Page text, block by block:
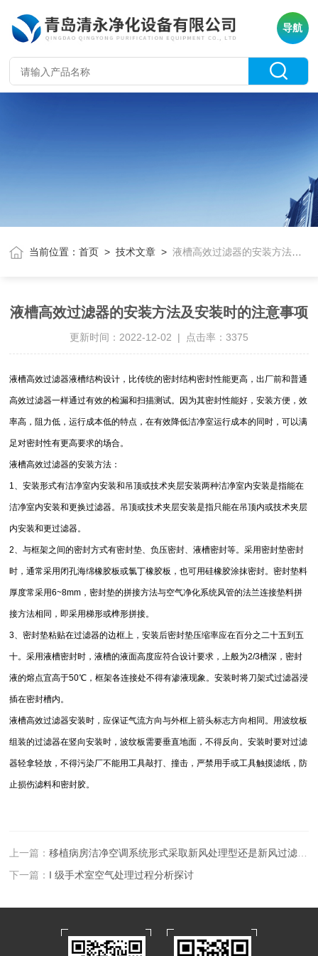
导航
当前位置：首页 >技术文章 >液槽高效过滤器的安装方法及安装时的注意事项
液槽高效过滤器的安装方法及安装时的注意事项
更新时间：2022-12-02 | 点击率：3375
液槽高效过滤器液槽结构设计，比传统的密封结构密封性能更高，出厂前和普通
高效过滤器一样通过有效的检漏和扫描测试。因为其密封性能好，安装方便，效
率高，阻力低，运行成本低的特点，在有效降低洁净室运行成本的同时，可以满
足对密封性有更高要求的场合。
液槽高效过滤器的安装方法：
1、安装形式有洁净室内安装和吊顶或技术夹层安装两种洁净室内安装是指能在
洁净室内安装和更换过滤器。吊顶或技术夹层安装是指只能在吊顶内或技术夹层
内安装和更过滤器。
2、与框架之间的密封方式有密封垫、负压密封、液槽密封等。采用密封垫密封
时，通常采用闭孔海绵橡胶板或氯丁橡胶板，也可用硅橡胶涂抹密封。密封垫料
厚度常采用6~8mm，密封垫的拼接方法与空气净化系统风管的法兰连接垫料拼
接方法相同，即采用梯形或榫形拼接。
3、密封垫粘贴在过滤器的边框上，安装后密封垫压缩率应在百分之二十五到五
十。采用液槽密封时，液槽的液面高度应符合设计要求，上般为2/3槽深，密封
液的熔点宜高于50℃，框架各连接处不得有渗液现象。安装时将刀架式过滤器浸
插在密封槽内。
液槽高效过滤器安装时，应保证气流方向与外框上箭头标志方向相同。用波纹板
组装的过滤器在竖向安装时，波纹板需要垂直地面，不得反向。安装时要对过滤
器轻拿轻放，不得污染厂不能用工具敲打、撞击，严禁用手或工具触摸滤纸，防
止损伤滤料和密封胶。
上一篇：移植病房洁净空调系统形式采取新风处理型还是新风过滤型？
下一篇： I 级手术室空气处理过程分析探讨